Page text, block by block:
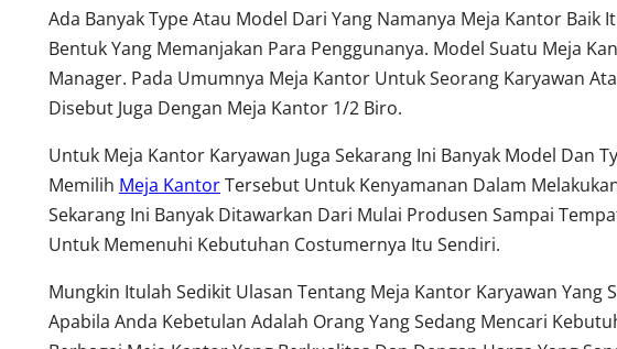
Ada Banyak Type Atau Model Dari Yang Namanya Meja Kantor
Bentuk Yang Memanjakan Para Penggunanya. Model Suatu Meja
Manager. Pada Umumnya Meja Kantor Untuk Seorang Karyawan
Disebut Juga Dengan Meja Kantor 1/2 Biro.
Untuk Meja Kantor Karyawan Juga Sekarang Ini Banyak Model
Memilih Meja KantorTersebut Untuk Kenyamanan Dalam
Sekarang Ini Banyak Ditawarkan Dari Mulai Produsen Sampai
Untuk Memenuhi Kebutuhan Costumernya Itu Sendiri.
Mungkin Itulah Sedikit Ulasan Tentang Meja Kantor Karyawan
Apabila Anda Kebetulan Adalah Orang Yang Sedang Mencari